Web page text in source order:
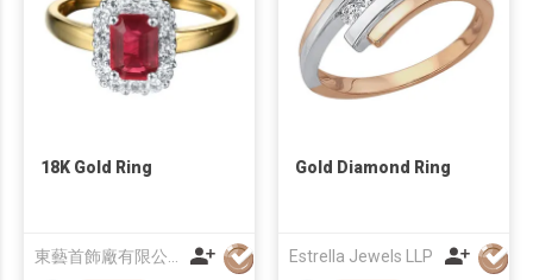
18K Gold Ring
東藝首飾廠有限公司
Gold Diamond Ring
Estrella Jewels LLP